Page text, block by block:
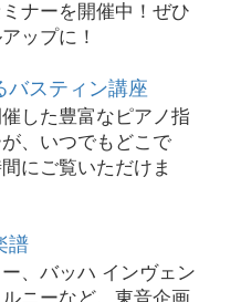
ナーを開催中！ぜひ
ップに！
バスティン講座
した豊富なピアノ指
、いつでもどこで
にご覧いただけま
譜
、バッハ インヴェン
ニーなど、東音企画